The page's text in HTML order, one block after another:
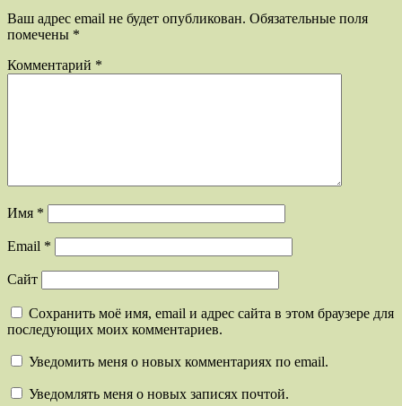
Ваш адрес email не будет опубликован. Обязательные поля
помечены *
Комментарий *
Имя *
Email *
Сайт
Сохранить моё имя, email и адрес сайта в этом браузере для
последующих моих комментариев.
Уведомить меня о новых комментариях по email.
Уведомлять меня о новых записях почтой.